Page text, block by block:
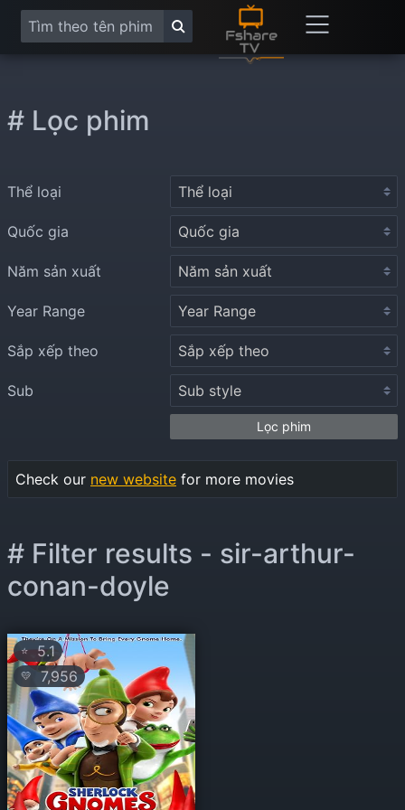
# Filter results - sir-arthur-
conan-doyle
⭐5.1
💛 7,956
# Lọc phim
Thể loại
Quốc gia
Năm sản xuất
Year Range
Sắp xếp theo
Sub
Lọc phim
Check our new website for more movies